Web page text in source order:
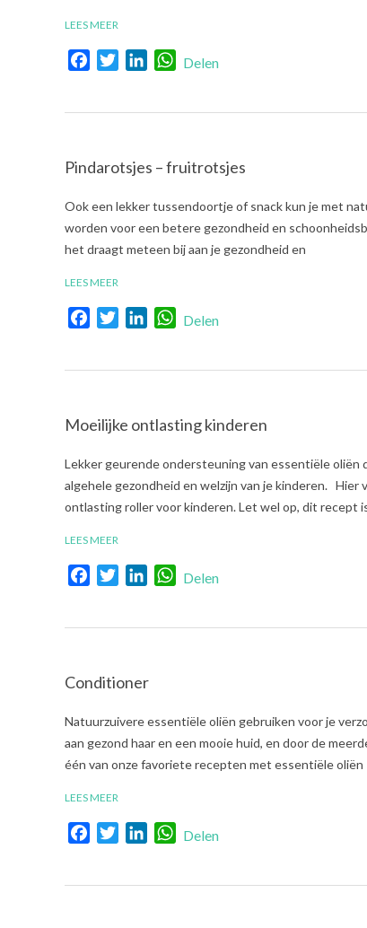
LEES MEER
FacebookTwitterLinkedInWhatsApp
Delen
Pindarotsjes – fruitrotsjes
2022-
26
Ook een lekker tussendoortje of snack kun je met
worden voor een betere gezondheid en
het draagt meteen bij aan je gezondheid en
LEES MEER
FacebookTwitterLinkedInWhatsApp
Delen
Moeilijke ontlasting kinderen
2022-
05-
Lekker geurende ondersteuning van essentiële oliën
algehele gezondheid en welzijn van je kinderen.
ontlasting roller voor kinderen. Let wel op, dit recept
LEES MEER
FacebookTwitterLinkedInWhatsApp
Delen
Conditioner
2022-
17
Natuurzuivere essentiële oliën gebruiken voor je
aan gezond haar en een mooie huid, en door de
één van onze favoriete recepten met essentiële oliën
LEES MEER
FacebookTwitterLinkedInWhatsApp
Delen